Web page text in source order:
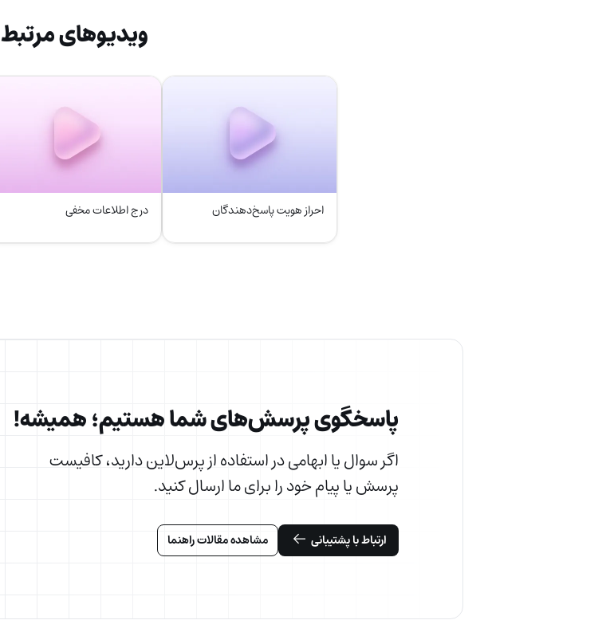
ویدیوهای مرتبط
احراز هویت پاسخ‌دهندگان درج اطلاعات مخفی
پاسخگوی پرسش‌های شما هستیم؛ همیشه!
اگر سوال یا ابهامی در استفاده از پرس‌لاین دارید، کافیست
پرسش یا پیام خود را برای ما ارسال کنید.
ارتباط با پشتیبانی مشاهده مقالات راهنما